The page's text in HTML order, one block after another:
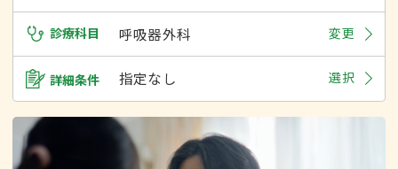
診療科目 呼吸器外科 変更
詳細条件 指定なし 選択